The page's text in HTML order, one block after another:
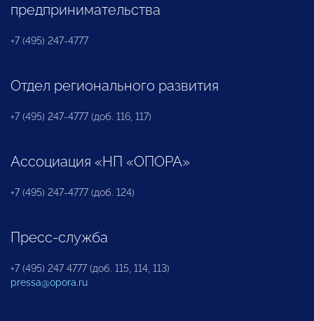
предпринимательства
+7 (495) 247-4777
Отдел регионального развития
+7 (495) 247-4777 (доб. 116, 117)
Ассоциация «НП «ОПОРА»
+7 (495) 247-4777 (доб. 124)
Пресс-служба
+7 (495) 247 4777 (доб. 115, 114, 113)
pressa@opora.ru